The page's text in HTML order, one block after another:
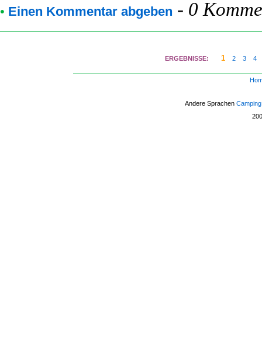
• Einen Kommentar abgeben - 0
ERGEBNISSE: 1 2 3 4
Andere Sprachen